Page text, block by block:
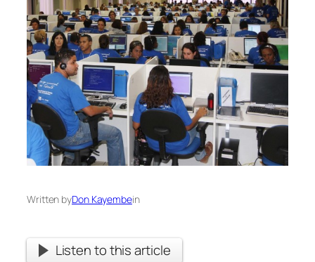
Written byDon Kayembein
Listen to this article